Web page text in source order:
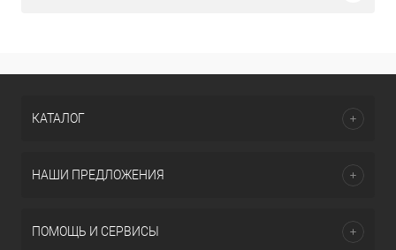
КАТАЛОГ
НАШИ ПРЕДЛОЖЕНИЯ
ПОМОЩЬ И СЕРВИСЫ